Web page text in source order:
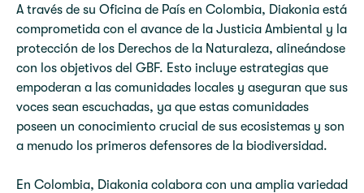
A través de su Oficina de País en Colombia, Diakonia está
comprometida con el avance de la Justicia Ambiental y la
protección de los Derechos de la Naturaleza, alineándose
con los objetivos del GBF. Esto incluye estrategias que
empoderan a las comunidades locales y aseguran que sus
voces sean escuchadas, ya que estas comunidades
poseen un conocimiento crucial de sus ecosistemas y son
a menudo los primeros defensores de la biodiversidad.
En Colombia, Diakonia colabora con una amplia variedad